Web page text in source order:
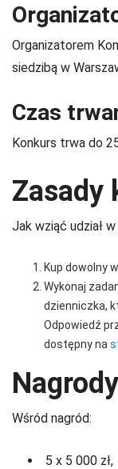
Organizatorem
siedzibą w
Czas
Konkurs trwa do
Zasady
Jak wziąć udział
Kup dowolny
Wykonaj
dzienniczka,
Odpowiedź
dostępny na
Nagrody
Wśród nagród:
5 x 5 000 zł,